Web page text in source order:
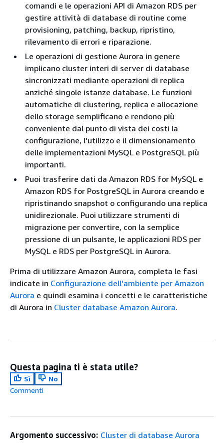
comandi e le operazioni API di Amazon RDS per
gestire attività di database di routine come
provisioning, patching, backup, ripristino,
rilevamento di errori e riparazione.
Le operazioni di gestione Aurora in genere
implicano cluster interi di server di database
sincronizzati mediante operazioni di replica
anziché singole istanze database. Le funzioni
automatiche di clustering, replica e allocazione
dello storage semplificano e rendono più
conveniente dal punto di vista dei costi la
configurazione, l'utilizzo e il dimensionamento
delle implementazioni MySQL e PostgreSQL più
importanti.
Puoi trasferire dati da Amazon RDS for MySQL e
Amazon RDS for PostgreSQL in Aurora creando e
ripristinando snapshot o configurando una replica
unidirezionale. Puoi utilizzare strumenti di
migrazione per convertire, con la semplice
pressione di un pulsante, le applicazioni RDS per
MySQL e RDS per PostgreSQL in Aurora.
Prima di utilizzare Amazon Aurora, completa le fasi
indicate in Configurazione dell'ambiente per Amazon
Aurora e quindi esamina i concetti e le caratteristiche
di Aurora in Cluster database Amazon Aurora.
Questa pagina ti è stata utile?
Sì
No
Commenti
Argomento successivo: Cluster di database Aurora